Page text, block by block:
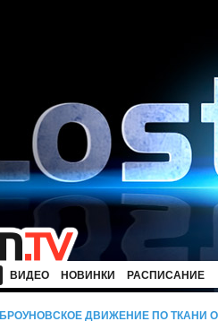
ВИДЕО НОВИНКИ РАСПИСАНИЕ
БРОУНОВСКОЕ ДВИЖЕНИЕ ПО ТКАНИ